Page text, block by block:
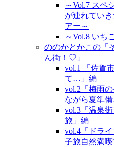
～Vol.7 スペ
が連れてい
アー～
～Vol.8 いち
ののかとかこの「
ん街！♡」
vol.1 「佐賀
て…」編
vol.2「梅雨
ながら夏準
vol.3「温泉
旅」編
vol.4「ドラ
子旅自然満